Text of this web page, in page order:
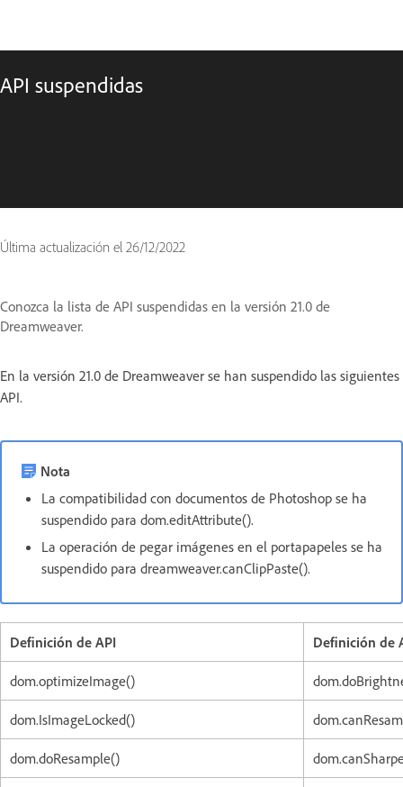
API suspendidas
Última actualización el 26/12/2022
Conozca la lista de API suspendidas en la versión 21.0 de
Dreamweaver.
En la versión 21.0 de Dreamweaver se han suspendido las siguientes
API.
Nota
La compatibilidad con documentos de Photoshop se ha
suspendido para dom.editAttribute().
La operación de pegar imágenes en el portapapeles se ha
suspendido para dreamweaver.canClipPaste().
Definición de API Definición de
dom.optimizeImage()
dom.IsImageLocked()
dom.doResample()